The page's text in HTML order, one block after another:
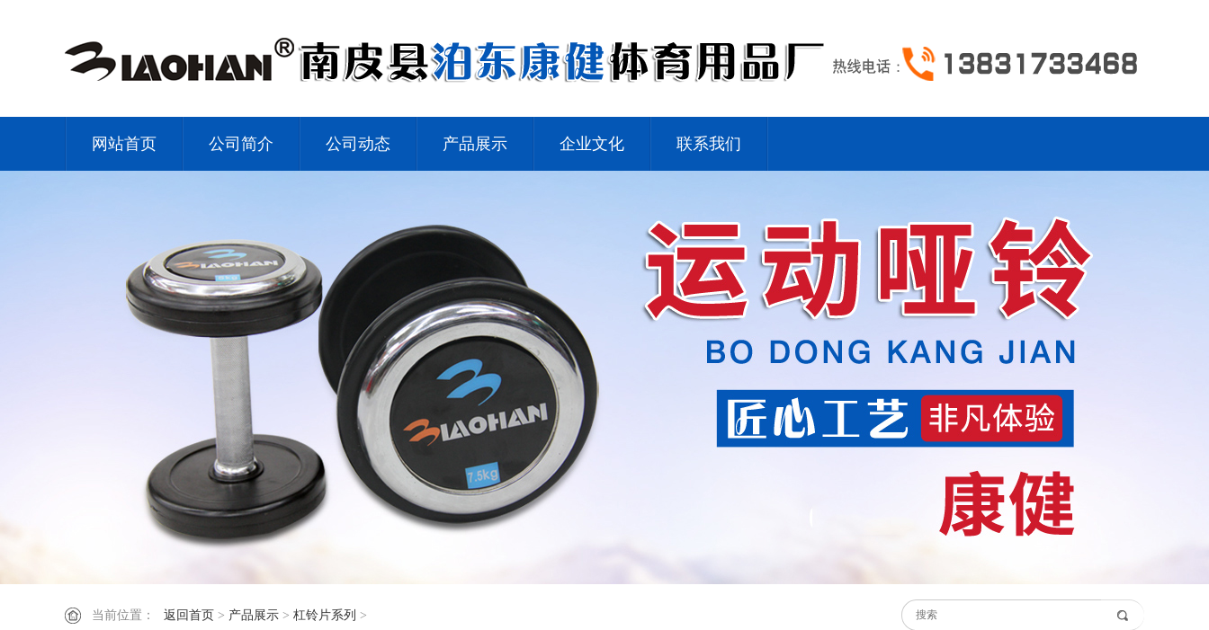
网站首页 公司简介 公司动态 产品展示 企业文化 联系我们
当前位置： 返回首页 > 产品展示 > 杠铃片系列 >